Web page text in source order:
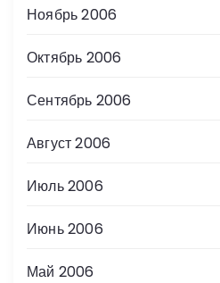
Ноябрь 2006
Октябрь 2006
Сентябрь 2006
Август 2006
Июль 2006
Июнь 2006
Май 2006